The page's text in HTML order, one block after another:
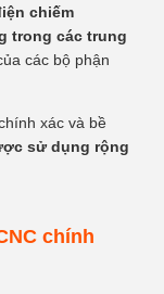
chiếm
trong các trung
các bộ phận
xác và bề
sử dụng rộng
chính